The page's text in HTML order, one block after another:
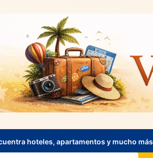
hoteles, apartamentos y mucho